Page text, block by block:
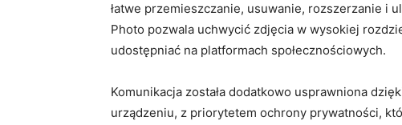
łatwe przemieszczanie, usuwanie, rozszerzanie i
Photo pozwala uchwycić zdjęcia w wysokiej
udostępniać na platformach społecznościowych.
Komunikacja została dodatkowo usprawniona
urządzeniu, z priorytetem ochrony prywatności,